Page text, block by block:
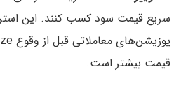
سریع قیمت سود کسب کنند. این
قیمت بیشتر است.